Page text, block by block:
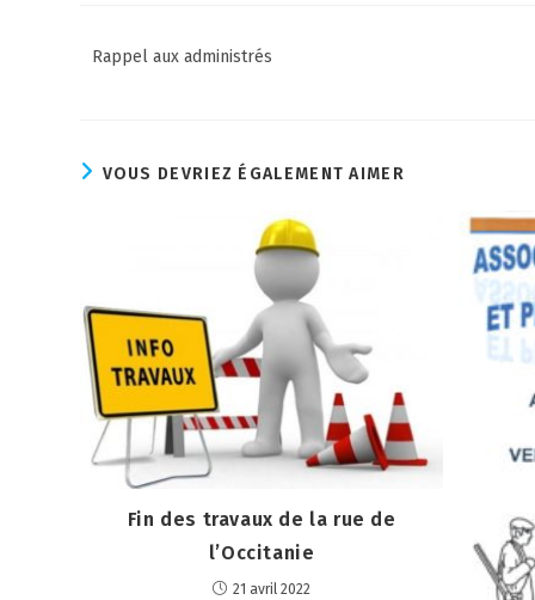
Rappel aux administrés
VOUS DEVRIEZ ÉGALEMENT AIMER
Fin des travaux de la rue de
l’Occitanie
21 avril 2022